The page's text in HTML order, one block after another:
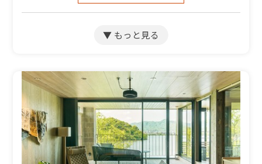
設
上質な食の旅＞】京都和
牛・地魚・オーガニック野
菜など丹後の食材を厳選
【SP】
1泊2食付き
49,665円/人/泊 ～